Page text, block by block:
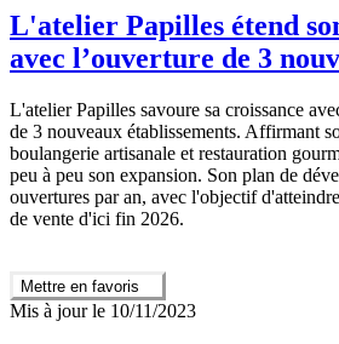
L'atelier Papilles étend
avec l’ouverture de 3
L'atelier Papilles savoure sa croissance
de 3 nouveaux établissements. Affirmant
boulangerie artisanale et restauration
peu à peu son expansion. Son plan de
ouvertures par an, avec l'objectif
de vente d'ici fin 2026.
Mettre en favoris
Mis à jour le 10/11/2023